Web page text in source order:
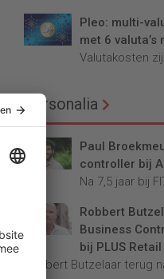
Pleo: multi-
met 6 valuta’s
Valutakosten
Personalia
Paul
controller bij
Na 7,5 jaar bij
Robbert
Business
bij PLUS Retail
Robbert Butzelaar terug